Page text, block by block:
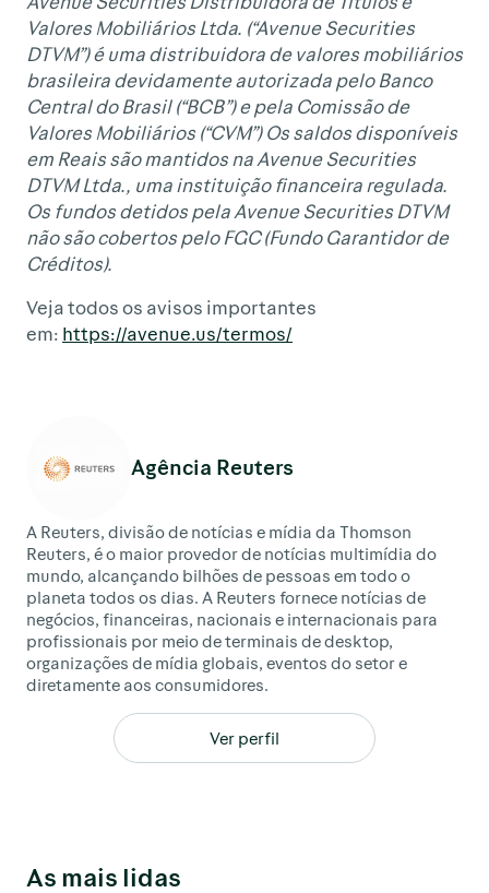
Valores Mobiliários Ltda. (“Avenue Securities
DTVM”) é uma distribuidora de valores mobiliários
brasileira devidamente autorizada pelo Banco
Central do Brasil (“BCB”) e pela Comissão de
Valores Mobiliários (“CVM”) Os saldos disponíveis
em Reais são mantidos na Avenue Securities
DTVM Ltda., uma instituição financeira regulada.
Os fundos detidos pela Avenue Securities DTVM
não são cobertos pelo FGC (Fundo Garantidor de
Créditos).
Veja todos os avisos importantes
em: https://avenue.us/termos/
Agência Reuters
A Reuters, divisão de notícias e mídia da Thomson
Reuters, é o maior provedor de notícias multimídia do
mundo, alcançando bilhões de pessoas em todo o
planeta todos os dias. A Reuters fornece notícias de
negócios, financeiras, nacionais e internacionais para
profissionais por meio de terminais de desktop,
organizações de mídia globais, eventos do setor e
diretamente aos consumidores.
Ver perfil
As mais lidas